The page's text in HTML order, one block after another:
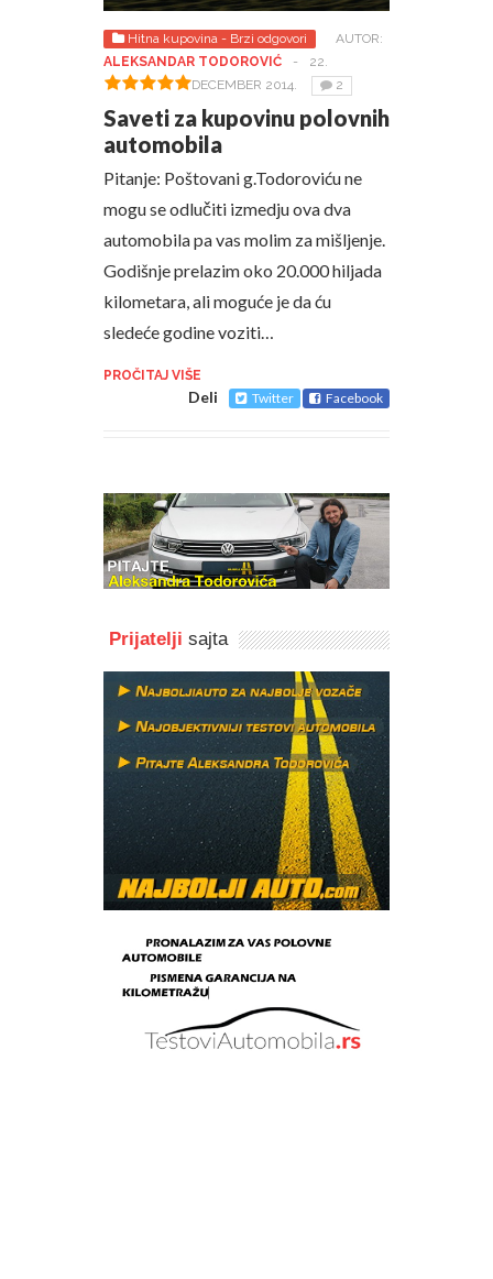
Hitna kupovina - Brzi odgovori
AUTOR:
ALEKSANDAR TODOROVIĆ
-
22.
DECEMBER 2014.
2
Saveti za kupovinu polovnih
automobila
Pitanje: Poštovani g.Todoroviću ne
mogu se odlučiti izmedju ova dva
automobila pa vas molim za mišljenje.
Godišnje prelazim oko 20.000 hiljada
kilometara, ali moguće je da ću
sledeće godine voziti…
PROČITAJ VIŠE
Deli Twitter Facebook
Prijatelji sajta